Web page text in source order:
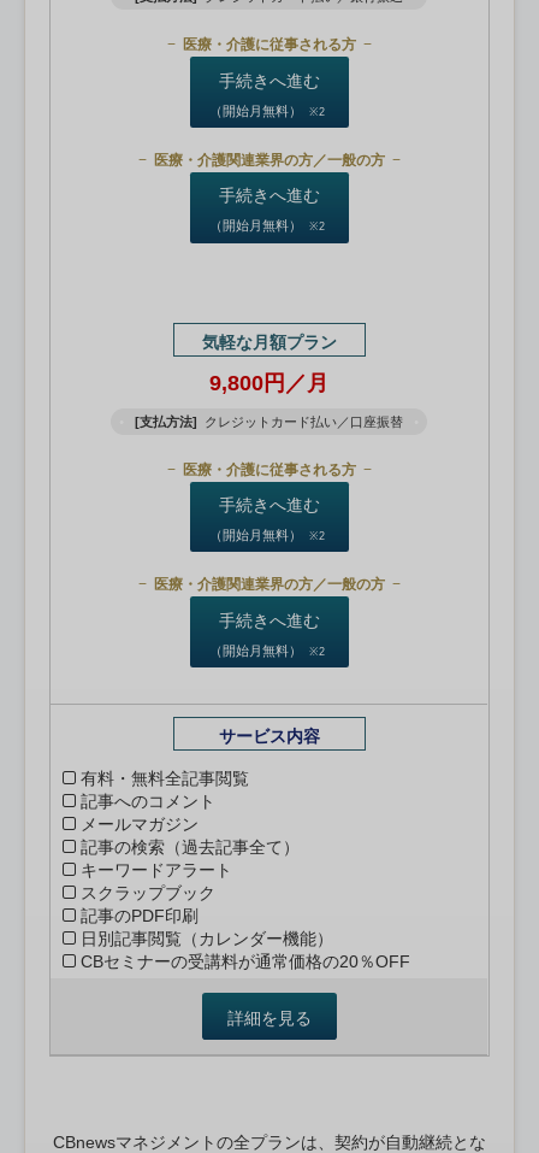
医療・介護に従事される方
手続きへ進む
（開始月無料） ※2
医療・介護関連業界の方／一般の方
手続きへ進む
（開始月無料） ※2
気軽な月額プラン
9,800円／月
[支払方法] クレジットカード払い／口座振替
医療・介護に従事される方
手続きへ進む
（開始月無料） ※2
医療・介護関連業界の方／一般の方
手続きへ進む
（開始月無料） ※2
サービス内容
有料・無料全記事閲覧
記事へのコメント
メールマガジン
記事の検索（過去記事全て）
キーワードアラート
スクラップブック
記事のPDF印刷
日別記事閲覧（カレンダー機能）
CBセミナーの受講料が通常価格の20％OFF
詳細を見る
CBnewsマネジメントの全プランは、契約が自動継続とな